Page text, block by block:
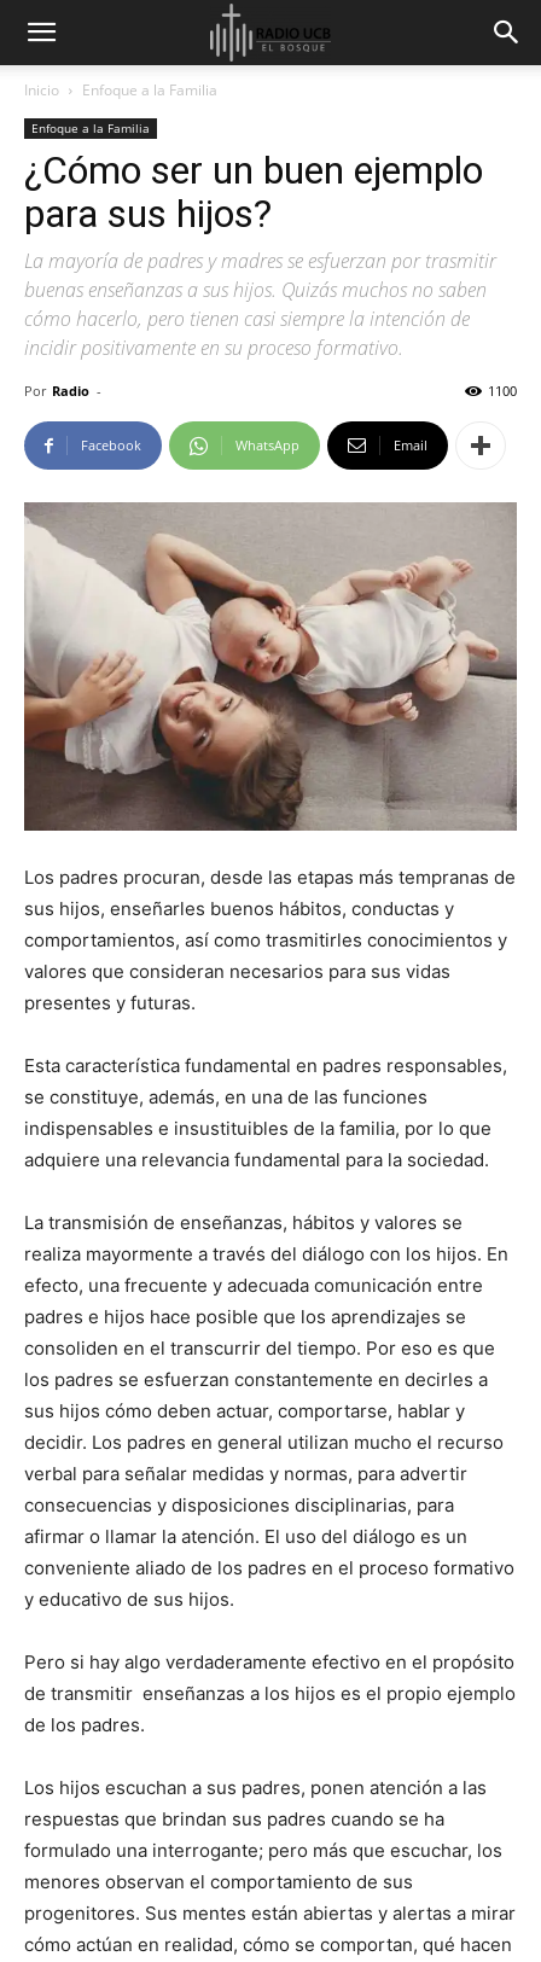
Inicio Enfoque a la Familia
Enfoque a la Familia
¿Cómo ser un buen ejemplo
para sus hijos?
La mayoría de padres y madres se esfuerzan por trasmitir
buenas enseñanzas a sus hijos. Quizás muchos no saben
cómo hacerlo, pero tienen casi siempre la intención de
incidir positivamente en su proceso formativo.
Por Radio - 1100
Facebook WhatsApp Email
Los padres procuran, desde las etapas más tempranas de
sus hijos, enseñarles buenos hábitos, conductas y
comportamientos, así como trasmitirles conocimientos y
valores que consideran necesarios para sus vidas
presentes y futuras.
Esta característica fundamental en padres responsables,
se constituye, además, en una de las funciones
indispensables e insustituibles de la familia, por lo que
adquiere una relevancia fundamental para la sociedad.
La transmisión de enseñanzas, hábitos y valores se
realiza mayormente a través del diálogo con los hijos. En
efecto, una frecuente y adecuada comunicación entre
padres e hijos hace posible que los aprendizajes se
consoliden en el transcurrir del tiempo. Por eso es que
los padres se esfuerzan constantemente en decirles a
sus hijos cómo deben actuar, comportarse, hablar y
decidir. Los padres en general utilizan mucho el recurso
verbal para señalar medidas y normas, para advertir
consecuencias y disposiciones disciplinarias, para
afirmar o llamar la atención. El uso del diálogo es un
conveniente aliado de los padres en el proceso formativo
y educativo de sus hijos.
Pero si hay algo verdaderamente efectivo en el propósito
de transmitir enseñanzas a los hijos es el propio ejemplo
de los padres.
Los hijos escuchan a sus padres, ponen atención a las
respuestas que brindan sus padres cuando se ha
formulado una interrogante; pero más que escuchar, los
menores observan el comportamiento de sus
progenitores. Sus mentes están abiertas y alertas a mirar
cómo actúan en realidad, cómo se comportan, qué hacen